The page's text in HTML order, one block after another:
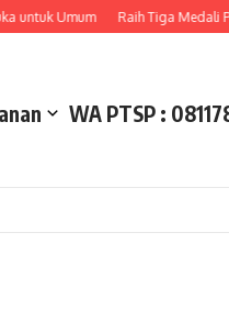
Raih Tiga Medali Perak
WA PTSP :